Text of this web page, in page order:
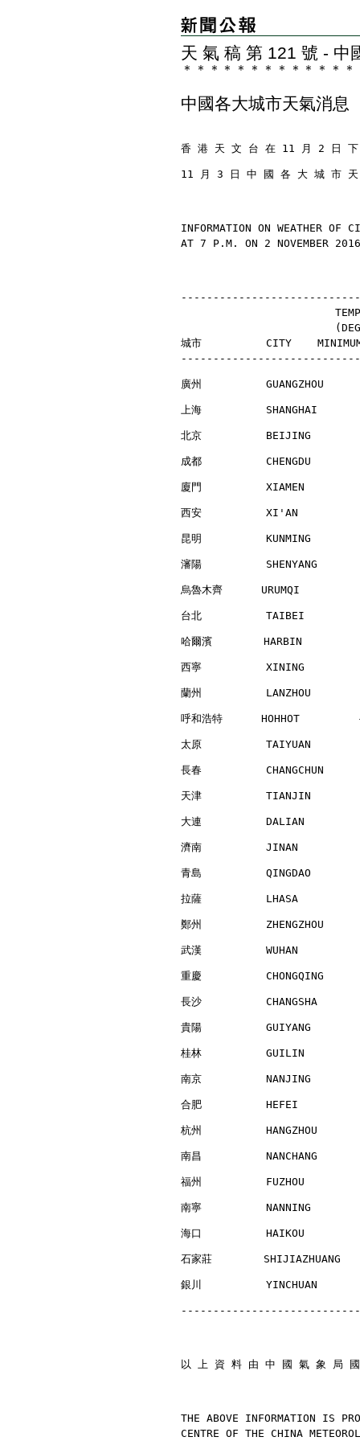
天 氣 稿 第 121 號 - 中
＊ ＊ ＊ ＊ ＊ ＊ ＊ ＊ ＊ ＊ ＊ ＊ ＊
中國各大城市天氣消息
香 港 天 文 台 在 11 月 2 日
11 月 3 日 中 國 各 大 城 市
INFORMATION ON WEATHER
AT 7 P.M. ON 2 NOVEMBER 2016
城市          CITY    MINIMUM 最
廣州          GUANGZHOU
上海          SHANGHAI
北京          BEIJING
成都          CHENGDU
廈門          XIAMEN
西安          XI'AN
昆明          KUNMING
瀋陽          SHENYANG
烏魯木齊      URUMQI
台北          TAIBEI
哈爾濱        HARBIN
西寧          XINING
蘭州          LANZHOU
呼和浩特      HOHHOT
太原          TAIYUAN
長春          CHANGCHUN
天津          TIANJIN
大連          DALIAN
濟南          JINAN
青島          QINGDAO
拉薩          LHASA
鄭州
武漢          WUHAN
重慶          CHONGQING
長沙          CHANGSHA
貴陽          GUIYANG
桂林          GUILIN
南京          NANJING
合肥          HEFEI
杭州          HANGZHOU
南昌          NANCHANG
福州          FUZHOU
南寧          NANNING
海口          HAIKOU
石家莊
銀川          YINCHUAN
以 上 資 料 由 中 國 氣 象 局
THE ABOVE INFORMATION IS
CENTRE OF THE CHINA